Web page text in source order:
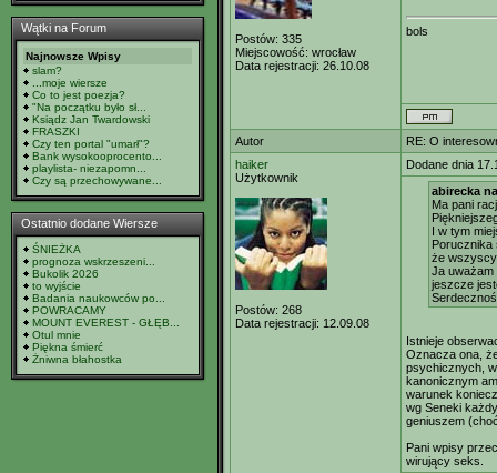
Wątki na Forum
Najnowsze Wpisy
slam?
...moje wiersze
Co to jest poezja?
"Na początku było sł...
Ksiądz Jan Twardowski
FRASZKI
Czy ten portal "umarł"?
Bank wysokooprocento...
playlista- niezapomn...
Czy są przechowywane...
Ostatnio dodane Wiersze
ŚNIEŻKA
prognoza wskrzeszeni...
Bukolik 2026
to wyjście
Badania naukowców po...
POWRACAMY
MOUNT EVEREST - GŁĘB...
Otul mnie
Piękna śmierć
Żniwna błahostka
Postów: 335
Miejscowość: wrocław
Data rejestracji: 26.10.08
bols
Autor
RE: O
haiker
Użytkownik
Postów: 268
Data rejestracji: 12.09.08
Dodane dnia
abirecka
Ma pani
I w tym
Porucznika
że wszyscy
Ja
jeszcze
Istnieje
Oznacza ona,
psychicznych,
kanonicznym
warunek
wg Seneki
geniuszem
Pani wpisy
wirujący seks.